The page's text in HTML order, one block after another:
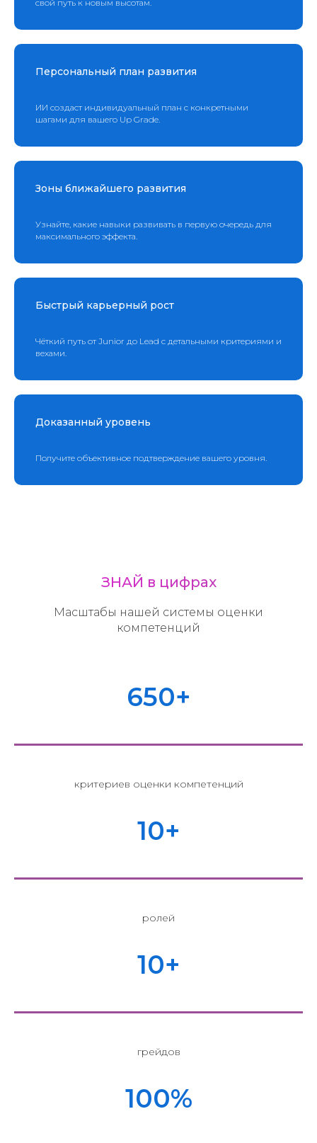
свой путь к новым высотам.
Персональный план развития
ИИ создаст индивидуальный план с конкретными
шагами для вашего Up Grade.
Зоны ближайшего развития
Узнайте, какие навыки развивать в первую очередь для
максимального эффекта.
Быстрый карьерный рост
Чёткий путь от Junior до Lead с детальными критериями и
вехами.
Доказанный уровень
Получите объективное подтверждение вашего уровня.
ЗНАЙ в цифрах
Масштабы нашей системы оценки
компетенций
650+
критериев оценки компетенций
10+
ролей
10+
грейдов
100%